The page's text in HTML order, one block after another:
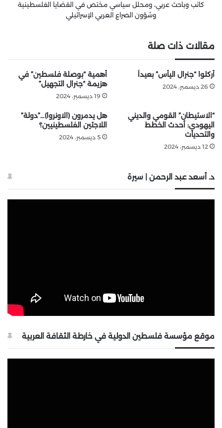
كاتب وباحث عربي، ومحلل سياسي مختص في القضايا الفلسطينية
وشؤون الصراع العربي الإسرائيلي
مقالات ذات صلة
أُركلوا “جنرال اليأس” بعيداً
26 ديسمبر، 2024
أهمية “بوصلة فلسطين” في
هزيمة “جنرال التجهيل”
19 ديسمبر، 2024
“الاستيطان” القومي والديني
اليهودي: أحدث الخطط
والتحديات
12 ديسمبر، 2024
هل يدمرون (الاونروا)…”دولة”
اللاجئين الفلسطينيين؟
5 ديسمبر، 2024
د. أسعد عبد الرحمن | سيرة
موقع مؤسسة فلسطين الدولية في خارطة الثقافة العربية